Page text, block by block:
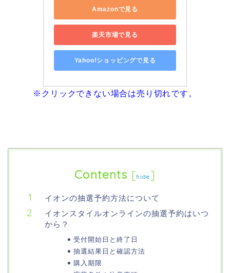
Amazonで見る
楽天市場で見る
Yahoo!ショッピングで見る
※クリックできない場合は売り切れです。
Contents [hide ]
イオンの抽選予約方法について
イオンスタイルオンラインの抽選予約はいつ
から？
受付開始日と終了日
抽選結果日と確認方法
購入期限